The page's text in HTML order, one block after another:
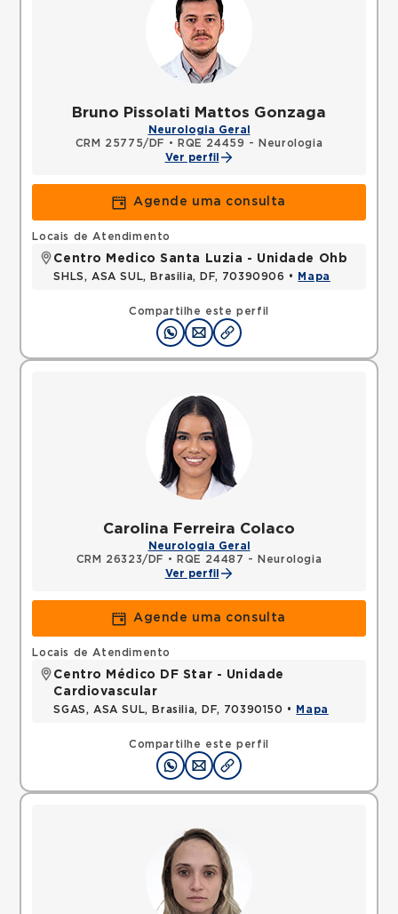
Bruno Pissolati Mattos Gonzaga
Neurologia Geral
CRM 25775/DF •
RQE 24459 - Neurologia
Ver perfil
Agende uma consulta
Compartilhe este perfil
Locais de Atendimento
Centro Medico Santa Luzia - Unidade Ohb
SHLS, ASA SUL, Brasilia, DF, 70390906 • Mapa
Carolina Ferreira Colaco
Neurologia Geral
CRM 26323/DF •
RQE 24487 - Neurologia
Ver perfil
Agende uma consulta
Compartilhe este perfil
Locais de Atendimento
Centro Médico DF Star - Unidade
Cardiovascular
SGAS, ASA SUL, Brasilia, DF, 70390150 • Mapa